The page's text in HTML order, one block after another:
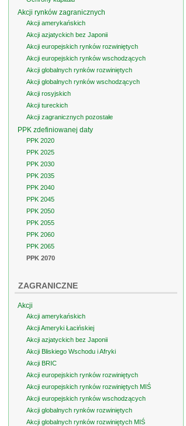
Akcji rynków zagranicznych
Akcji amerykańskich
Akcji azjatyckich bez Japonii
Akcji europejskich rynków rozwiniętych
Akcji europejskich rynków wschodzących
Akcji globalnych rynków rozwiniętych
Akcji globalnych rynków wschodzących
Akcji rosyjskich
Akcji tureckich
Akcji zagranicznych pozostałe
PPK zdefiniowanej daty
PPK 2020
PPK 2025
PPK 2030
PPK 2035
PPK 2040
PPK 2045
PPK 2050
PPK 2055
PPK 2060
PPK 2065
PPK 2070
ZAGRANICZNE
Akcji
Akcji amerykańskich
Akcji Ameryki Łacińskiej
Akcji azjatyckich bez Japonii
Akcji Bliskiego Wschodu i Afryki
Akcji BRIC
Akcji europejskich rynków rozwiniętych
Akcji europejskich rynków rozwiniętych MIŚ
Akcji europejskich rynków wschodzących
Akcji globalnych rynków rozwiniętych
Akcji globalnych rynków rozwiniętych MIŚ